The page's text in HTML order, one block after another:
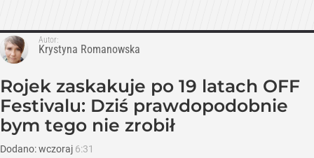
Autor:
Krystyna Romanowska
Rojek zaskakuje po 19 latach OFF
Festivalu: Dziś prawdopodobnie
bym tego nie zrobił
Dodano:wczoraj 6:31